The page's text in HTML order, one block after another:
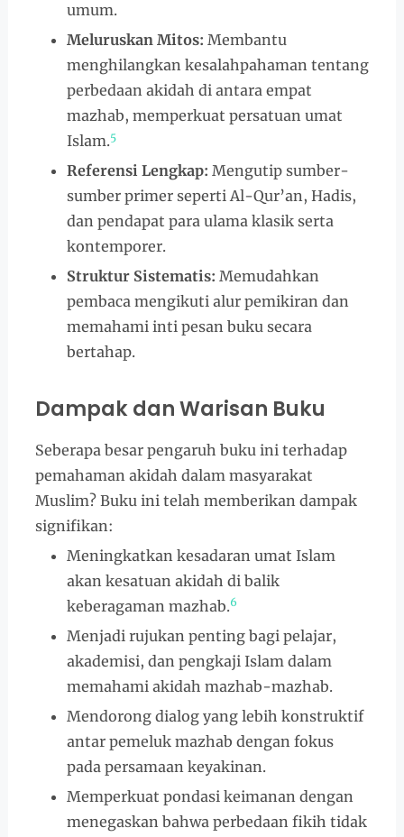
umum.
Meluruskan Mitos: Membantu
menghilangkan kesalahpahaman tentang
perbedaan akidah di antara empat
mazhab, memperkuat persatuan umat
Islam.5
Referensi Lengkap: Mengutip sumber-
sumber primer seperti Al-Qur’an, Hadis,
dan pendapat para ulama klasik serta
kontemporer.
Struktur Sistematis: Memudahkan
pembaca mengikuti alur pemikiran dan
memahami inti pesan buku secara
bertahap.
Dampak dan Warisan Buku
Seberapa besar pengaruh buku ini terhadap
pemahaman akidah dalam masyarakat
Muslim? Buku ini telah memberikan dampak
signifikan:
Meningkatkan kesadaran umat Islam
akan kesatuan akidah di balik
keberagaman mazhab.6
Menjadi rujukan penting bagi pelajar,
akademisi, dan pengkaji Islam dalam
memahami akidah mazhab-mazhab.
Mendorong dialog yang lebih konstruktif
antar pemeluk mazhab dengan fokus
pada persamaan keyakinan.
Memperkuat pondasi keimanan dengan
menegaskan bahwa perbedaan fikih tidak